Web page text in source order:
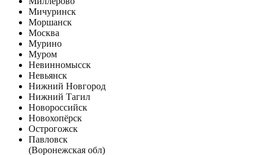
Мичуринск
Моршанск
Москва
Мурино
Муром
Невинномысск
Невьянск
Нижний Новгород
Нижний Тагил
Новороссийск
Новохопёрск
Острогожск
Павловск
(Воронежская обл)